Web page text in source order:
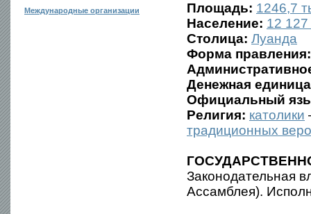
Международные организации
Площадь: 1246,7
Население: 12
Столица: Луанда
Форма правления:
Денежная
Официальный
Религия: католики
традиционных
Законодательная
Ассамблея).